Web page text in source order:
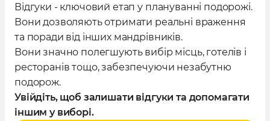
Відгуки - ключовий етап у плануванні подорожі.
Вони дозволяють отримати реальні враження
та поради від інших мандрівників.
Вони значно полегшують вибір місць, готелів і
ресторанів тощо, забезпечуючи незабутню
подорож.
Увійдіть, щоб залишати відгуки та допомагати
іншим у виборі.